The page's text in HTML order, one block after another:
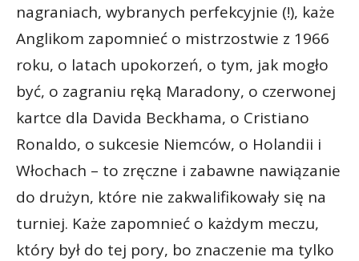
nagraniach, wybranych perfekcyjnie (!), każe
Anglikom zapomnieć o mistrzostwie z 1966
roku, o latach upokorzeń, o tym, jak mogło
być, o zagraniu ręką Maradony, o czerwonej
kartce dla Davida Beckhama, o Cristiano
Ronaldo, o sukcesie Niemców, o Holandii i
Włochach – to zręczne i zabawne nawiązanie
do drużyn, które nie zakwalifikowały się na
turniej. Każe zapomnieć o każdym meczu,
który był do tej pory, bo znaczenie ma tylko